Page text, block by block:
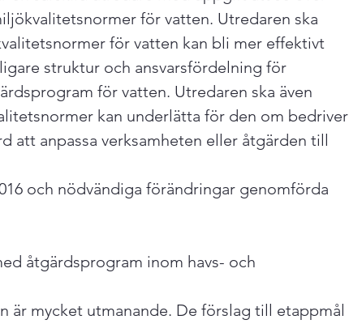
för vatten. Utredaren ska
för vatten kan bli mer effektivt
struktur och ansvarsfördelning för
för vatten. Utredaren ska även
kan underlätta för den om bedriver
att anpassa verksamheten eller åtgärden till
och nödvändiga förändringar genomförda
åtgärdsprogram inom havs- och
är mycket utmanande. De förslag till etappmål